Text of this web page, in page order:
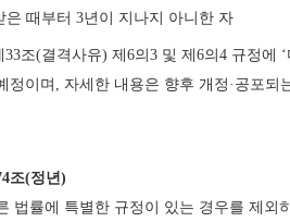
은 때부터 3년이 지나지 아니한 자
33조(결격사유) 제6의3 및 제6의4 규정에 ‘
정이며
자세한 내용은 향후 개정 · 공포되
조(정년 )
법률에 특별한 규정이 있는 경우를 제외